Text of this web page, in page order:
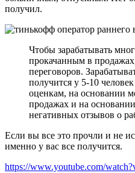
получил.
Чтобы зарабатывать
прокачанным в
переговоров.
получится у 5-10
оценкам, на основании
продажах и на
негативных отзывов о
Если вы все это прочли и не
именно у вас все получится.
https://www.youtube.com/